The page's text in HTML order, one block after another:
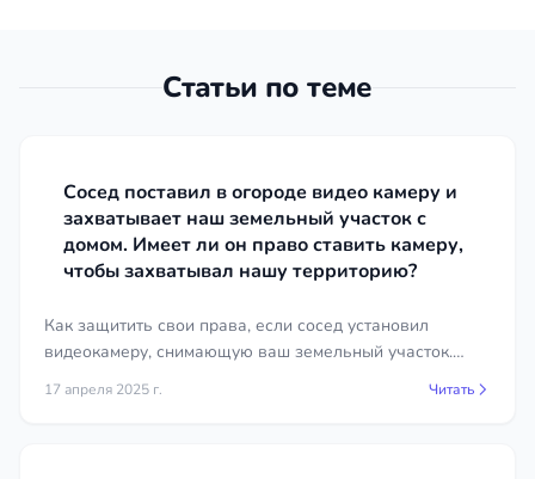
Статьи по теме
Сосед поставил в огороде видео камеру и
захватывает наш земельный участок с
домом. Имеет ли он право ставить камеру,
чтобы захватывал нашу территорию?
Как защитить свои права, если сосед установил
видеокамеру, снимающую ваш земельный участок.
Рассматриваем правовые аспекты и даём
рекомендации.
17 апреля 2025 г. Читать